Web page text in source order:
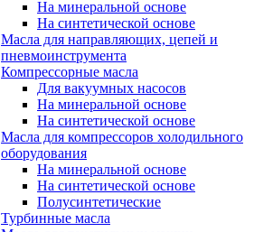
На минеральной основе
На синтетической основе
Масла для направляющих, цепей и
пневмоинструмента
Компрессорные масла
Для вакуумных насосов
На минеральной основе
На синтетической основе
Масла для компрессоров холодильного
оборудования
На минеральной основе
На синтетической основе
Полусинтетические
Турбинные масла